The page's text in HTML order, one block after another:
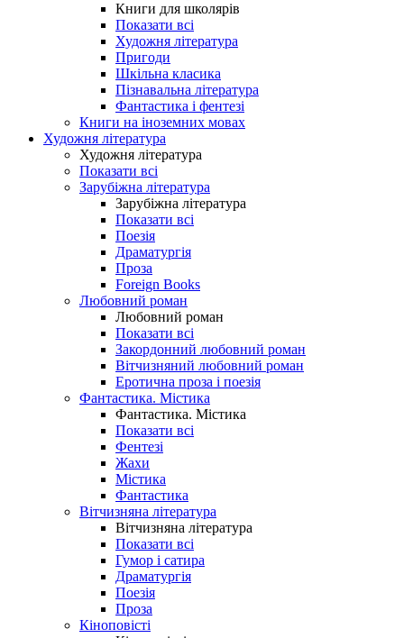
Книги для школярів
Показати всі
Художня література
Пригоди
Шкільна класика
Пізнавальна література
Фантастика і фентезі
Книги на іноземних мовах
Художня література
Художня література
Показати всі
Зарубіжна література
Зарубіжна література
Показати всі
Поезія
Драматургія
Проза
Foreign Books
Любовний роман
Любовний роман
Показати всі
Закордонний любовний роман
Вітчизняний любовний роман
Еротична проза і поезія
Фантастика. Містика
Фантастика. Містика
Показати всі
Фентезі
Жахи
Містика
Фантастика
Вітчизняна література
Вітчизняна література
Показати всі
Гумор і сатира
Драматургія
Поезія
Проза
Кіноповісті